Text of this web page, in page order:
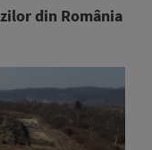
din România